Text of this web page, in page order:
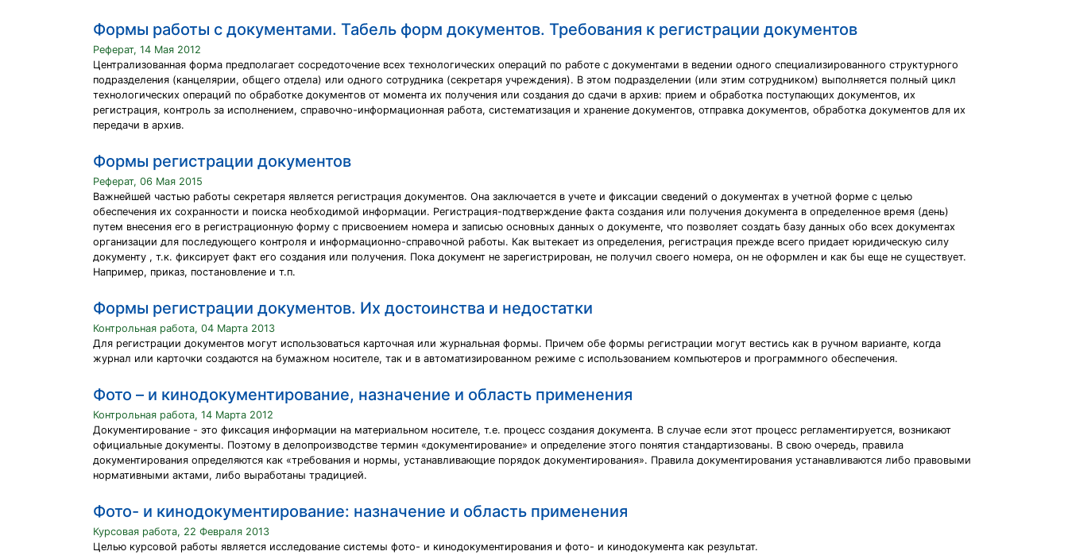
Формы работы с документами. Табель форм документов. Требования к регистрации документов
Реферат, 14 Мая 2012
Централизованная форма предполагает сосредоточение всех технологических операций по работе с документами в ведении одного специализированного структурного
подразделения (канцелярии, общего отдела) или одного сотрудника (секретаря учреждения). В этом подразделении (или этим сотрудником) выполняется полный цикл
технологических операций по обработке документов от момента их получения или создания до сдачи в архив: прием и обработка поступающих документов, их
регистрация, контроль за исполнением, справочно-информационная работа, систематизация и хранение документов, отправка документов, обработка документов для их
передачи в архив.
Формы регистрации документов
Реферат, 06 Мая 2015
Важнейшей частью работы секретаря является регистрация документов. Она заключается в учете и фиксации сведений о документах в учетной форме с целью
обеспечения их сохранности и поиска необходимой информации. Регистрация-подтверждение факта создания или получения документа в определенное время (день)
путем внесения его в регистрационную форму с присвоением номера и записью основных данных о документе, что позволяет создать базу данных обо всех документах
организации для последующего контроля и информационно-справочной работы. Как вытекает из определения, регистрация прежде всего придает юридическую силу
документу , т.к. фиксирует факт его создания или получения. Пока документ не зарегистрирован, не получил своего номера, он не оформлен и как бы еще не существует.
Например, приказ, постановление и т.п.
Формы регистрации документов. Их достоинства и недостатки
Контрольная работа, 04 Марта 2013
Для регистрации документов могут использоваться карточная или журнальная формы. Причем обе формы регистрации могут вестись как в ручном варианте, когда
журнал или карточки создаются на бумажном носителе, так и в автоматизированном режиме с использованием компьютеров и программного обеспечения.
Фото – и кинодокументирование, назначение и область применения
Контрольная работа, 14 Марта 2012
Документирование - это фиксация информации на материальном носителе, т.е. процесс создания документа. В случае если этот процесс регламентируется, возникают
официальные документы. Поэтому в делопроизводстве термин «документирование» и определение этого понятия стандартизованы. В свою очередь, правила
документирования определяются как «требования и нормы, устанавливающие порядок документирования». Правила документирования устанавливаются либо правовыми
нормативными актами, либо выработаны традицией.
Фото- и кинодокументирование: назначение и область применения
Курсовая работа, 22 Февраля 2013
Целью курсовой работы является исследование системы фото- и кинодокументирования и фото- и кинодокумента как результат.